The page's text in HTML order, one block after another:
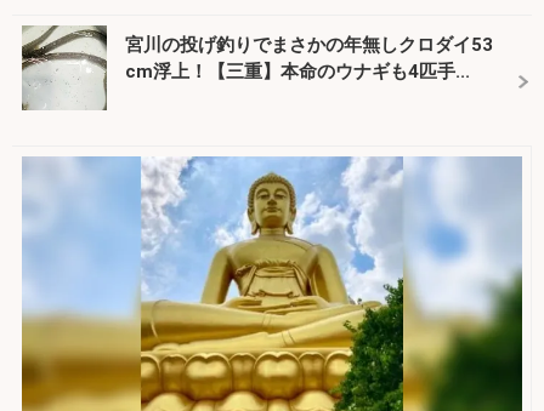
宮川の投げ釣りでまさかの年無しクロダイ53
cm浮上！【三重】本命のウナギも4匹手...